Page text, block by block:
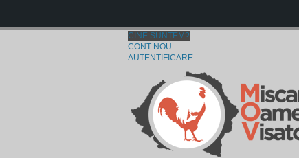
CINE SUNTEM?
CONT NOU
AUTENTIFICARE